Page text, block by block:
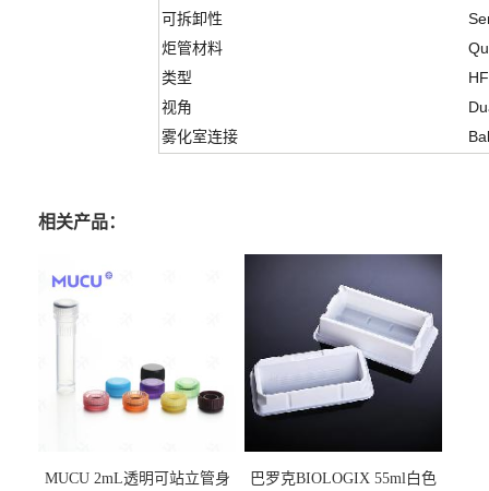
可拆卸性
炬管材料
类型
视角
雾化室连接
相关产品：
MUCU 2mL透明可站立管身
巴罗克BIOLOGIX 55ml白色